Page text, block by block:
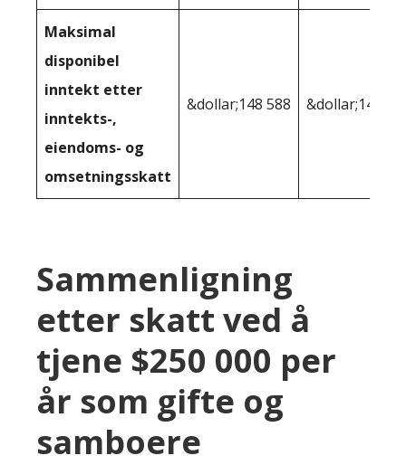
Maksimal
disponibel
inntekt etter
inntekts-,
eiendoms- og
omsetningsskatt
&dollar;148 588 &dollar;148
Sammenligning
etter skatt ved å
tjene $250 000 per
år som gifte og
samboere